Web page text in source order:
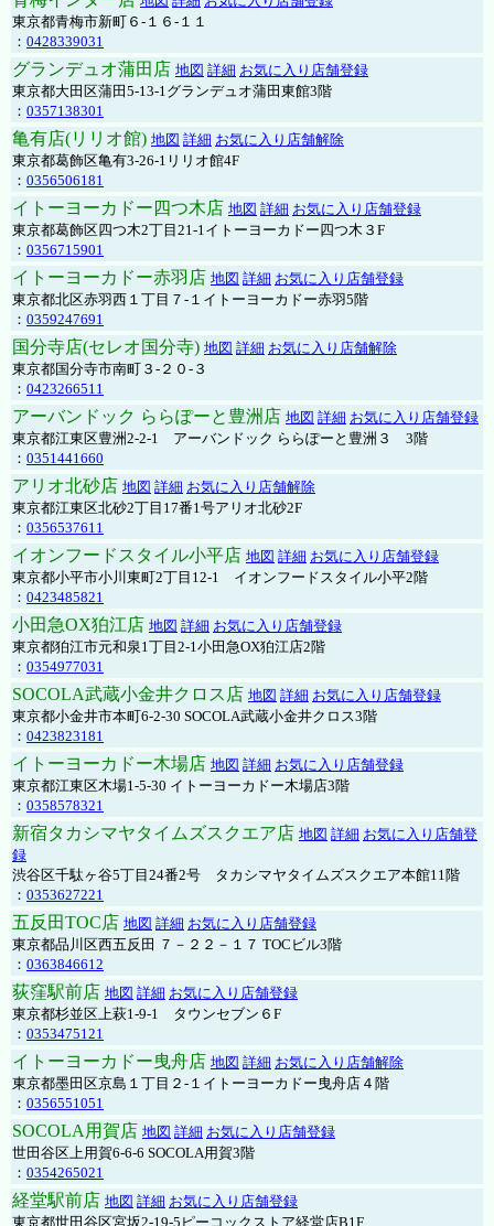
東京都青梅市新町６-１６-１１
： 0428339031
グランデュオ蒲田店 地図 詳細 お気に入り店舗登録
東京都大田区蒲田5-13-1グランデュオ蒲田東館3階
： 0357138301
亀有店(リリオ館) 地図 詳細 お気に入り店舗解除
東京都葛飾区亀有3-26-1リリオ館4F
： 0356506181
イトーヨーカドー四つ木店 地図 詳細 お気に入り店舗登録
東京都葛飾区四つ木2丁目21-1イトーヨーカドー四つ木３F
： 0356715901
イトーヨーカドー赤羽店 地図 詳細 お気に入り店舗登録
東京都北区赤羽西１丁目７-１イトーヨーカドー赤羽5階
： 0359247691
国分寺店(セレオ国分寺) 地図 詳細 お気に入り店舗解除
東京都国分寺市南町３-２０-３
： 0423266511
アーバンドック ららぽーと豊洲店 地図 詳細 お気に入り店舗登録
東京都江東区豊洲2-2-1 アーバンドック ららぽーと豊洲３ 3階
： 0351441660
アリオ北砂店 地図 詳細 お気に入り店舗解除
東京都江東区北砂2丁目17番1号アリオ北砂2F
： 0356537611
イオンフードスタイル小平店 地図 詳細 お気に入り店舗登録
東京都小平市小川東町2丁目12-1 イオンフードスタイル小平2階
： 0423485821
小田急OX狛江店 地図 詳細 お気に入り店舗登録
東京都狛江市元和泉1丁目2-1小田急OX狛江店2階
： 0354977031
SOCOLA武蔵小金井クロス店 地図 詳細 お気に入り店舗登録
東京都小金井市本町6-2-30 SOCOLA武蔵小金井クロス3階
： 0423823181
イトーヨーカドー木場店 地図 詳細 お気に入り店舗登録
東京都江東区木場1-5-30 イトーヨーカドー木場店3階
： 0358578321
新宿タカシマヤタイムズスクエア店 地図 詳細 お気に入り店舗登
録
渋谷区千駄ヶ谷5丁目24番2号 タカシマヤタイムズスクエア本館11階
： 0353627221
五反田TOC店 地図 詳細 お気に入り店舗登録
東京都品川区西五反田 ７－２２－１７ TOCビル3階
： 0363846612
荻窪駅前店 地図 詳細 お気に入り店舗登録
東京都杉並区上萩1-9-1 タウンセブン６F
： 0353475121
イトーヨーカドー曳舟店 地図 詳細 お気に入り店舗解除
東京都墨田区京島１丁目２-１イトーヨーカドー曳舟店４階
： 0356551051
SOCOLA用賀店 地図 詳細 お気に入り店舗登録
世田谷区上用賀6-6-6 SOCOLA用賀3階
： 0354265021
経堂駅前店 地図 詳細 お気に入り店舗登録
東京都世田谷区宮坂2-19-5ピーコックストア経堂店B1F